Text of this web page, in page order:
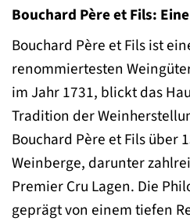
Bouchard Père et Fils:
Bouchard Père et Fils ist
renommiertesten
im Jahr 1731, blickt das
Tradition der
Bouchard Père et Fils über
Weinberge, darunter
Premier Cru Lagen. Die
geprägt von einem tiefen